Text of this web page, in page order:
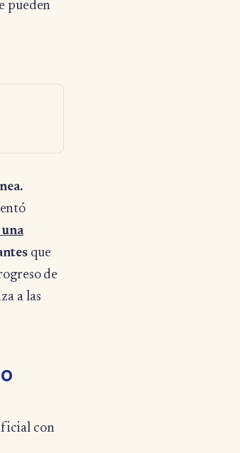
pueden
que
de
a las
con